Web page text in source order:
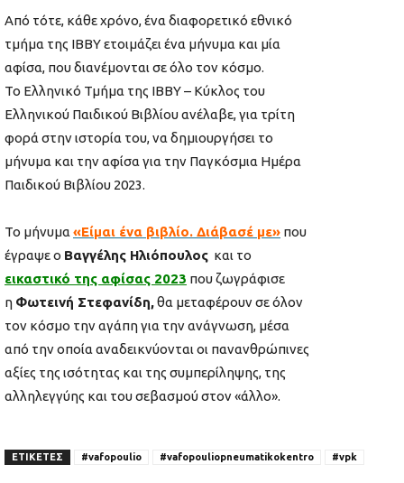
Από τότε, κάθε χρόνο, ένα διαφορετικό εθνικό
τμήμα της IBBY ετοιμάζει ένα μήνυμα και μία
αφίσα, που διανέμονται σε όλο τον κόσμο.
Το Ελληνικό Τμήμα της ΙΒΒΥ – Κύκλος του
Ελληνικού Παιδικού Βιβλίου ανέλαβε, για τρίτη
φορά στην ιστορία του, να δημιουργήσει το
μήνυμα και την αφίσα για την Παγκόσμια Ημέρα
Παιδικού Βιβλίου 2023.
Το μήνυμα «Είμαι ένα βιβλίο. Διάβασέ με» που
έγραψε ο Βαγγέλης Ηλιόπουλος και το
εικαστικό της αφίσας 2023 που ζωγράφισε
η Φωτεινή Στεφανίδη,θα μεταφέρουν σε όλον
τον κόσμο την αγάπη για την ανάγνωση, μέσα
από την οποία αναδεικνύονται οι πανανθρώπινες
αξίες της ισότητας και της συμπερίληψης, της
αλληλεγγύης και του σεβασμού στον «άλλο».
ΕΤΙΚΕΤΕΣ #vafopoulio #vafopouliopneumatikokentro #vpk